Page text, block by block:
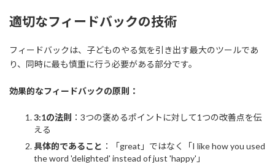
適切なフィードバックの技術
フィードバックは、子どものやる気を引き出す最大のツールであ
り、同時に最も慎重に行う必要がある部分です。
効果的なフィードバックの原則：
3:1の法則 ：3つの褒めるポイントに対して1つの改善点を伝
える
具体的であること ：「great」ではなく「I like how you used
the word 'delighted' instead of just 'happy'」